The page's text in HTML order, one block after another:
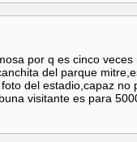
por q es cinco veces
del parque
del estadio,capaz no
visitante es para